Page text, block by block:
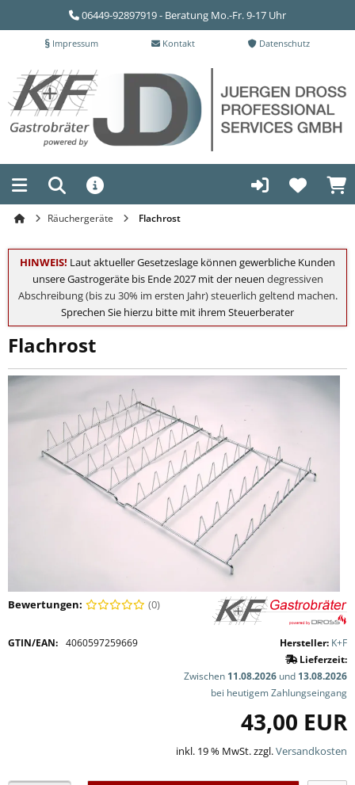
06449-92897919 - Beratung Mo.-Fr. 9-17 Uhr
Impressum Kontakt Datenschutz
Räuchergeräte Flachrost
HINWEIS! Laut aktueller Gesetzeslage können gewerbliche Kunden
unsere Gastrogeräte bis Ende 2027 mit der neuen degressiven
Abschreibung (bis zu 30% im ersten Jahr) steuerlich geltend machen.
Sprechen Sie hierzu bitte mit ihrem Steuerberater
Flachrost
Bewertungen: (0)
GTIN/EAN: 4060597259669 Hersteller: K+F
Lieferzeit:
Zwischen 11.08.2026 und 13.08.2026
bei heutigem Zahlungseingang
43,00 EUR
inkl. 19 % MwSt. zzgl.Versandkosten